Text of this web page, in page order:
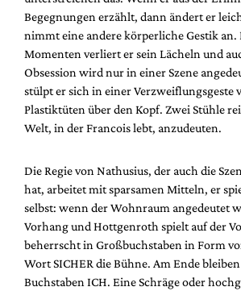
Begegnungen erzählt, dann ändert er
nimmt eine andere körperliche Gestik
Momenten verliert er sein Lächeln und
Obsession wird nur in einer Szene
stülpt er sich in einer Verzweiflungsgeste
Plastiktüten über den Kopf. Zwei Stühle
Welt, in der Francois lebt, anzudeuten.
Die Regie von Nathusius, der auch die
hat, arbeitet mit sparsamen Mitteln, er
selbst: wenn der Wohnraum angedeutet
Vorhang und Hottgenroth spielt auf der
beherrscht in Großbuchstaben in Form
Wort SICHER die Bühne. Am Ende
Buchstaben ICH. Eine Schräge oder